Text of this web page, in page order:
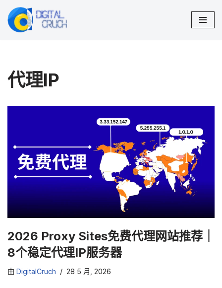
跳
代理IP
2026 Proxy Sites免费代理网站推荐｜
8个稳定代理IP服务器
由 DigitalCruch 28 5 月, 2026